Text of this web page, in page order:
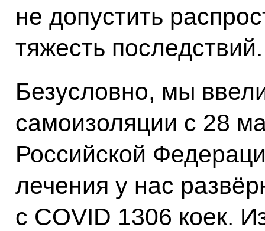
не допустить
тяжесть последствий.
Безусловно, мы
самоизоляции с 28
Российской
лечения у нас
с COVID 1306 коек.